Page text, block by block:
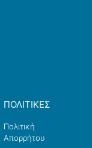
ΠΟΛΙΤΙΚΕΣ
Πολιτική
Απορρήτου